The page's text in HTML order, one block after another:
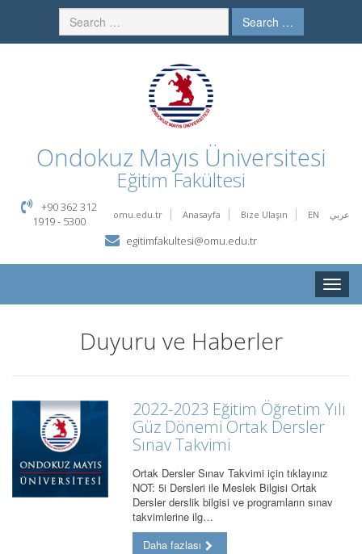
Search …
Ondokuz Mayıs Üniversitesi
Eğitim Fakültesi
omu.edu.tr Anasayfa Bize Ulaşın EN عربي
+90 362 312
1919 - 5300
egitimfakultesi@omu.edu.tr
Toggle
Duyuru ve Haberler
2022-2023 Eğitim Öğretim Yılı
Güz Dönemi Ortak Dersler
Sınav Takvimi
Ortak Dersler Sınav Takvimi için tıklayınız
NOT: 5i Dersleri ile Meslek Bilgisi Ortak
Dersler derslik bilgisi ve programların sınav
takvimlerine ilg…
Daha fazlası